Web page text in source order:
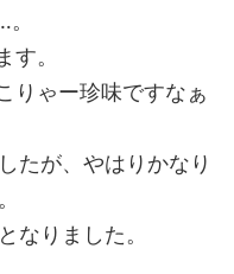
。
りゃー珍味ですなぁ
たが、やはりかなり
なりました。